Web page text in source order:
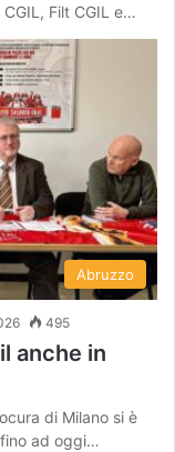
Filt CGIL e…
Abruzzo
495
anche in
di Milano si è
ad oggi…